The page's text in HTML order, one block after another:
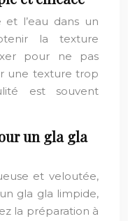
et l’eau dans un
la texture
pour ne pas
une texture trop
est souvent
un gla gla
et veloutée,
gla gla limpide,
la préparation à